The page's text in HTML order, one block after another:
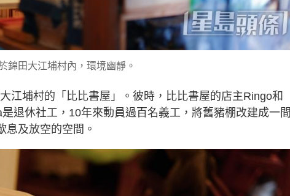
錦田大江埔村內，環境幽靜。
江埔村的「比比書屋」。彼時，比比書屋的店主Ringo和
退休社工，10年來動員過百名義工，將舊豬棚改建成一間
息及放空的空間。